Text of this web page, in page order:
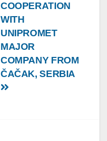
COOPERATION
WITH
UNIPROMET
MAJOR
COMPANY FROM
ČAČAK, SERBIA